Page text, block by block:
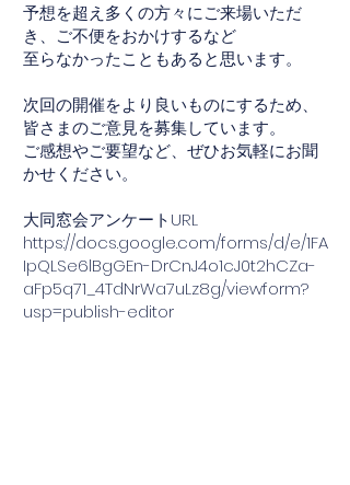
予想を超え多くの方々にご来場いただ
き、ご不便をおかけするなど
至らなかったこともあると思います。
次回の開催をより良いものにするため、
皆さまのご意見を募集しています。
ご感想やご要望など、ぜひお気軽にお聞
かせください。
大同窓会アンケートURL
https://docs.google.com/forms/d/e/1FA
IpQLSe6lBgGEn-DrCnJ4o1cJ0t2hCZa-
aFp5q71_4TdNrWa7uLz8g/viewform?
usp=publish-editor